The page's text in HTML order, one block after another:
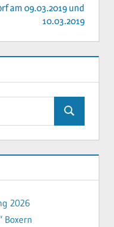
am 09.03.2019 und
10.03.2019
Suchen
2026
Boxern